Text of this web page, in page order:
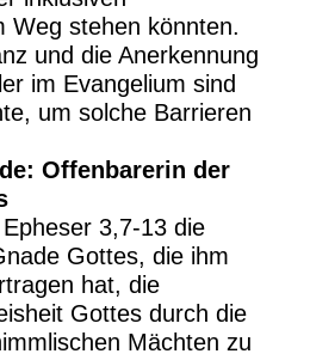
Weg stehen könnten.
und die Anerkennung
im Evangelium sind
um solche Barrieren
Offenbarerin der
3,7-13 die
Gottes, die ihm
hat, die
Gottes durch die
Mächten zu